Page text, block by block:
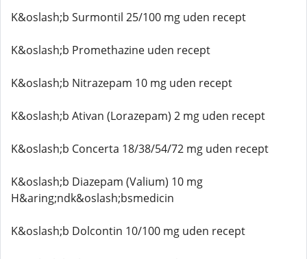
K&oslash;b Surmontil 25/100 mg uden recept
K&oslash;b Promethazine uden recept
K&oslash;b Nitrazepam 10 mg uden recept
K&oslash;b Ativan (Lorazepam) 2 mg uden recept
K&oslash;b Concerta 18/38/54/72 mg uden recept
K&oslash;b Diazepam (Valium) 10 mg
H&aring;ndk&oslash;bsmedicin
K&oslash;b Dolcontin 10/100 mg uden recept